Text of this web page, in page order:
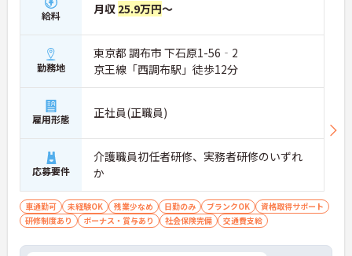
給料 月収 25.9万円～
勤務地
東京都 調布市 下石原1-56‐2
京王線「西調布駅」徒歩12分
雇用形態 正社員(正職員)
応募要件
介護職員初任者研修、実務者研修のいずれ
か
車通勤可 未経験OK 残業少なめ 日勤のみ ブランクOK
資格取得サポート
研修制度あり
ボーナス・賞与あり 社会保険完備 交通費支給